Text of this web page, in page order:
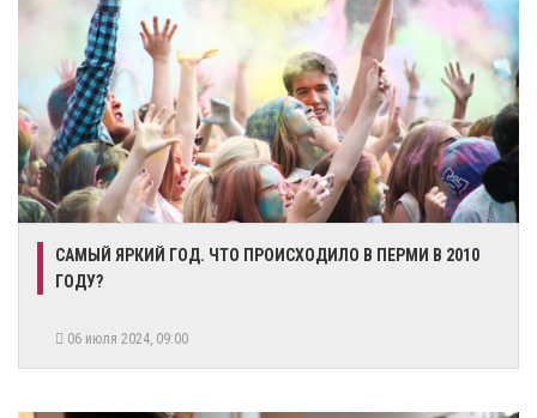
​САМЫЙ ЯРКИЙ ГОД. ЧТО ПРОИСХОДИЛО В ПЕРМИ В 2010
ГОДУ?
06 июля 2024, 09:00